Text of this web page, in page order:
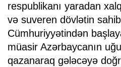
respublikanı yaradan
və suveren dövlətin
Cümhuriyyətindən
müasir Azərbaycanın
qazanaraq gələcəyə